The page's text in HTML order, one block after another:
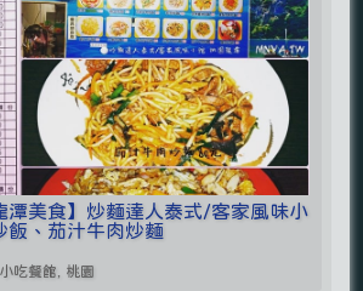
美食】炒麵達人泰式/客家風味小
飯、茄汁牛肉炒麵
吃餐館, 桃園